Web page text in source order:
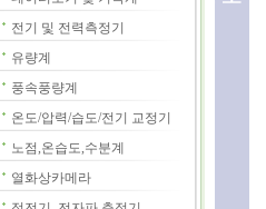
전기 및 전력측정기
유량계
풍속풍량계
온도/압력/습도/전기 교정기
노점,온습도,수분계
열화상카메라